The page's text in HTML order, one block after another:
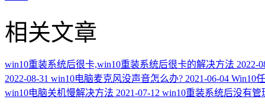
相关文章
win10重装系统后很卡,win10重装系统后很卡的解决方法 2022-
2022-08-31 win10电脑麦克风没声音怎么办? 2021-06-04 Win10
win10电脑关机慢解决方法 2021-07-12 win10重装系统后没有管